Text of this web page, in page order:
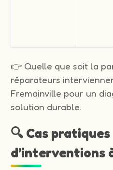
👉 Quelle que soit la
réparateurs
Fremainville pour un
solution durable.
🔍 Cas pratiques
d’interventions